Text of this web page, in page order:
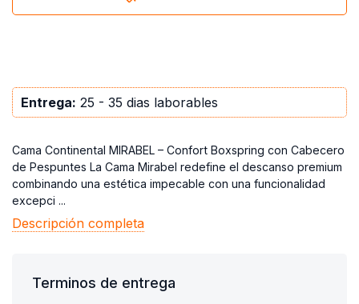
Entrega: 25 - 35 dias laborables
Cama Continental MIRABEL – Confort Boxspring con Cabecero
de Pespuntes La Cama Mirabel redefine el descanso premium
combinando una estética impecable con una funcionalidad
excepci ...
Descripción completa
Terminos de entrega